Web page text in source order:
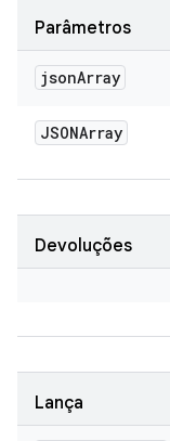
Parâmetros
jsonArray
JSONArray
Devoluções
Lança